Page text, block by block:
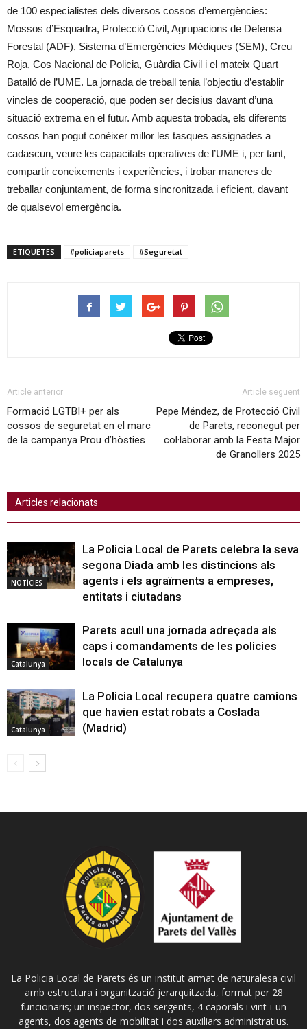
de 100 especialistes dels diversos cossos d’emergències:
Mossos d’Esquadra, Protecció Civil, Agrupacions de Defensa
Forestal (ADF), Sistema d’Emergències Mèdiques (SEM), Creu
Roja, Cos Nacional de Policia, Guàrdia Civil i el mateix Quart
Batalló de l’UME. La jornada de treball tenia l’objectiu d’establir
vincles de cooperació, que poden ser decisius davant d’una
situació extrema en el futur. Amb aquesta trobada, els diferents
cossos han pogut conèixer millor les tasques assignades a
cadascun, veure les capacitats operatives de l’UME i, per tant,
compartir coneixements i experiències, i trobar maneres de
treballar conjuntament, de forma sincronitzada i eficient, davant
de qualsevol emergència.
ETIQUETES #policiaparets #Seguretat
Article anterior
Formació LGTBI+ per als
cossos de seguretat en el marc
de la campanya Prou d’hòsties
Article següent
Pepe Méndez, de Protecció Civil
de Parets, reconegut per
col·laborar amb la Festa Major
de Granollers 2025
Articles relacionats
NOTÍCIES
La Policia Local de Parets celebra la seva
segona Diada amb les distincions als
agents i els agraïments a empreses,
entitats i ciutadans
Catalunya
Parets acull una jornada adreçada als
caps i comandaments de les policies
locals de Catalunya
Catalunya
La Policia Local recupera quatre camions
que havien estat robats a Coslada
(Madrid)
La Policia Local de Parets és un institut armat de naturalesa civil
amb estructura i organització jerarquitzada, format per 28
funcionaris; un inspector, dos sergents, 4 caporals i vint-i-un
agents, dos agents de mobilitat i dos auxiliars administratius.